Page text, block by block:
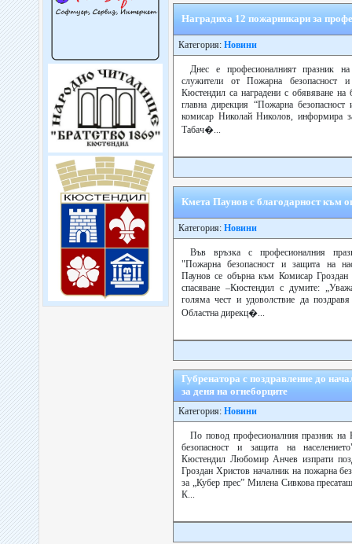
Наградиха 12 пожарникари за
Категория: Новини
Днес е професионалният празник
служители от Пожарна
Кюстендил са наградени с обявяване на
главна дирекция “Пожарна
комисар Николай Николов, информира
Табач�...
Кмета Паунов с благодарност към
Категория: Новини
Във връзка с професионалния
"Пожарна безопасност и защита на
Паунов се обърна към Комисар
спасяване –Кюстендил с думите:
голяма чест и удоволствие да
Областна дирекц�...
Губренатора с поздравление до
за деня на огнеборците
Категория: Новини
По повод професионалния празник
безопасност и защита на
Кюстендил Любомир Анчев изпрати
Гроздан Христов началник на пожарна
за „Кубер прес” Милена Сивкова
К...